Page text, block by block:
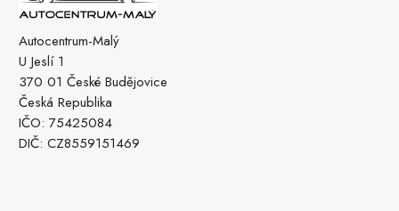
Autocentrum-Malý
U Jeslí 1
370 01 České Budějovice
Česká Republika
IČO: 75425084
DIČ: CZ8559151469